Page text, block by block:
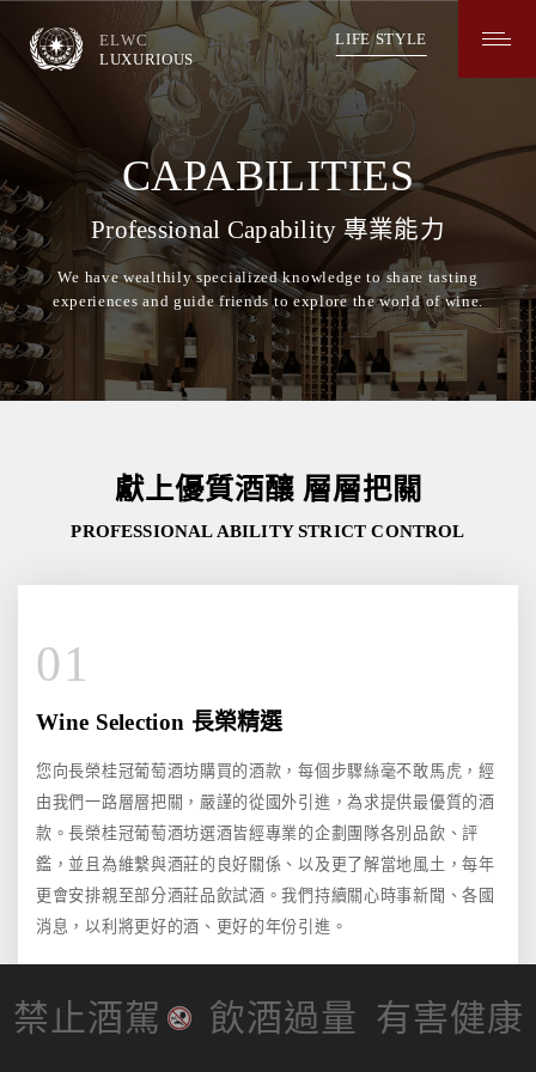
ELWC
LUXURIOUS
LIFE STYLE
禁止酒駕 飲酒過量 有害健康
長
LUXURIOUS
專
業
能
CAPABILITIES
Professional Capability 專業能力
We have wealthily specialized knowledge to share tasting
experiences and guide friends to explore the world of wine.
獻上優質酒釀 層層把關
PROFESSIONAL ABILITY STRICT CONTROL
01
Wine Selection 長榮精選
您向長榮桂冠葡萄酒坊購買的酒款，每個步驟絲毫不敢馬虎，經
由我們一路層層把關，嚴謹的從國外引進，為求提供最優質的酒
款。長榮桂冠葡萄酒坊選酒皆經專業的企劃團隊各別品飲、評
鑑，並且為維繫與酒莊的良好關係、以及更了解當地風土，每年
更會安排親至部分酒莊品飲試酒。我們持續關心時事新聞、各國
消息，以利將更好的酒、更好的年份引進。